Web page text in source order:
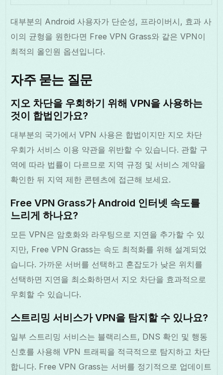
대부분의 Android 사용자가 단순성, 프라이버시, 효과 사
이의 균형을 원한다면 Free VPN Grass와 같은 VPN이
최적의 올인원 옵션입니다.
자주 묻는 질문
지오 차단을 우회하기 위해 VPN을 사용하는
것이 합법인가요?
대부분의 국가에서 VPN 사용은 합법이지만 지오 차단
우회가 서비스 이용 약관을 위반할 수 있습니다. 관할 구
역에 따라 법률이 다르므로 지역 규정 및 서비스 계약을
확인한 뒤 지역 제한 콘텐츠에 접근해 보세요.
Free VPN Grass가 Android 인터넷 속도를
느리게 하나요?
모든 VPN은 암호화와 라우팅으로 지연을 추가할 수 있
지만, Free VPN Grass는 속도 최적화를 위해 설계되었
습니다. 가까운 서버를 선택하고 혼잡도가 낮은 위치를
선택하면 지연을 최소화하면서 지오 차단을 효과적으로
우회할 수 있습니다.
스트리밍 서비스가 VPN을 탐지할 수 있나요?
일부 스트리밍 서비스는 블랙리스트, DNS 확인 및 행동
신호를 사용해 VPN 트래픽을 적극적으로 탐지하고 차단
합니다. Free VPN Grass는 서버를 정기적으로 업데이트